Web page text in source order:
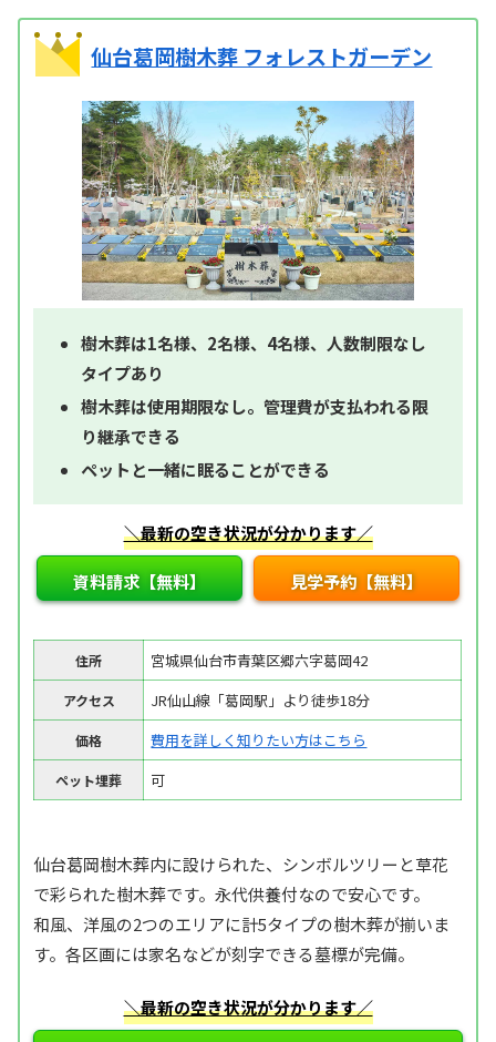
仙台葛岡樹木葬 フォレストガーデン
樹木葬は1名様、2名様、4名様、人数制限なし
タイプあり
樹木葬は使用期限なし。管理費が支払われる限
り継承できる
ペットと一緒に眠ることができる
＼最新の空き状況が分かります／
資料請求【無料】 見学予約【無料】
住所 宮城県仙台市青葉区郷六字葛岡42
アクセス JR仙山線「葛岡駅」より徒歩18分
価格 費用を詳しく知りたい方はこちら
ペット埋葬 可
仙台葛岡樹木葬内に設けられた、シンボルツリーと草花
で彩られた樹木葬です。永代供養付なので安心です。
和風、洋風の2つのエリアに計5タイプの樹木葬が揃いま
す。各区画には家名などが刻字できる墓標が完備。
＼最新の空き状況が分かります／